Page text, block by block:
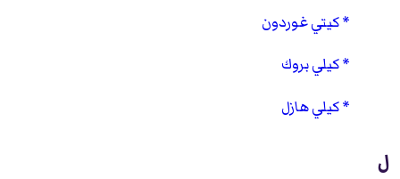
كيتي غوردون
كيلي بروك
كيلي هازل
ل